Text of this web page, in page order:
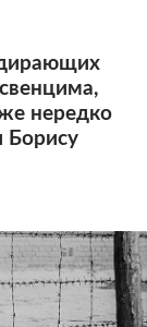
нередко
Борису